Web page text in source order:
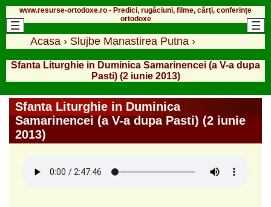
www.resurse-ortodoxe.ro - Predici, rugăciuni, filme, cărți, conferințe
ortodoxe
Acasa › Slujbe Manastirea Putna ›
Sfanta Liturghie in Duminica Samarinencei (a V-a dupa
Pasti) (2 iunie 2013)
Sfanta Liturghie in Duminica
Samarinencei (a V-a dupa Pasti) (2 iunie
2013)